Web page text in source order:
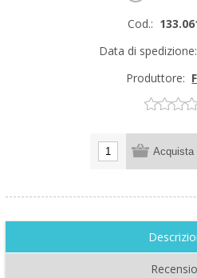
Cod.:
Data di spedizione:
Produttore: